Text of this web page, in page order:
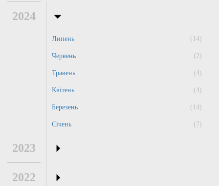
2024
Липень (14)
Червень (2)
Травень (4)
Квітень (4)
Березень (14)
Січень (7)
2023
2022